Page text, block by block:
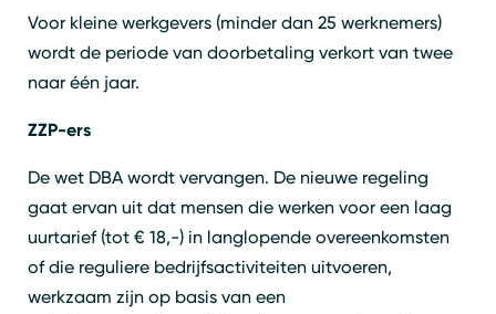
Voor kleine werkgevers (minder dan 25 werknemers)
wordt de periode van doorbetaling verkort van twee
naar één jaar.
ZZP-ers
De wet DBA wordt vervangen. De nieuwe regeling
gaat ervan uit dat mensen die werken voor een laag
uurtarief (tot € 18,-) in langlopende overeenkomsten
of die reguliere bedrijfsactiviteiten uitvoeren,
werkzaam zijn op basis van een